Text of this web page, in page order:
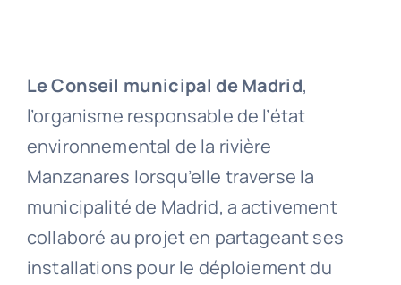
Le Conseil municipal de Madrid,
l’organisme responsable de l’état
environnemental de la rivière
Manzanares lorsqu’elle traverse la
municipalité de Madrid, a activement
collaboré au projet en partageant ses
installations pour le déploiement du